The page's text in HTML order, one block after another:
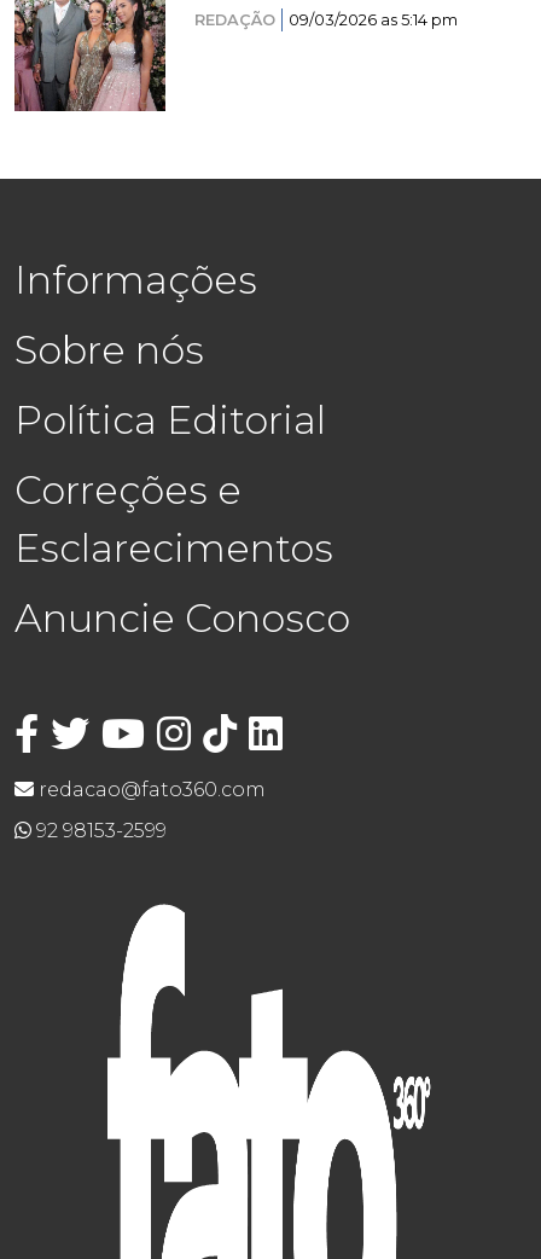
REDAÇÃO 09/03/2026 as 5:14 pm
Informações
Sobre nós
Política Editorial
Correções e
Esclarecimentos
Anuncie Conosco
redacao@fato360.com
92 98153-2599